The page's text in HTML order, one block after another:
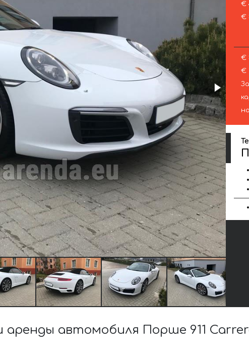
€
€
€
€
автомобиля Порше 911